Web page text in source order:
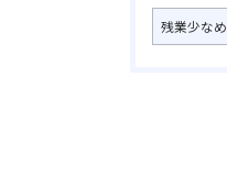
残業少なめ